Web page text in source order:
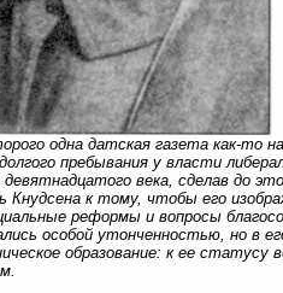
одна датская газета как-то
пребывания у власти
века, сделав до
Кнудсена к тому, чтобы его
реформы и вопросы
особой утонченностью, но в
образование: к ее